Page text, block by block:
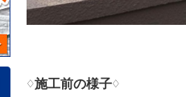
♢施工前の様子♢